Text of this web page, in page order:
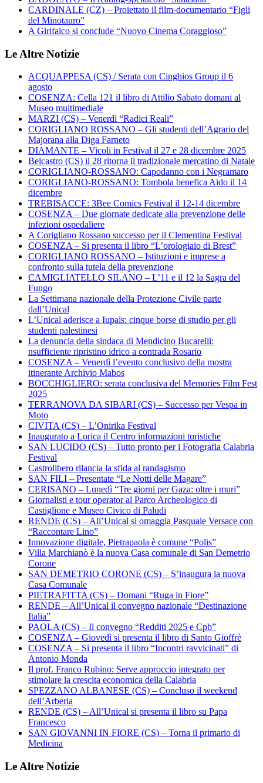
CARDINALE (CZ) – Proiettato il film-documentario “Figli
del Minotauro”
A Girifalco si conclude “Nuovo Cinema Coraggioso”
Le Altre Notizie
ACQUAPPESA (CS) / Serata con Cinghios Group il 6
agosto
COSENZA: Cella 121 il libro di Attilio Sabato domani al
Museo multimediale
MARZI (CS) – Venerdì “Radici Reali”
CORIGLIANO ROSSANO – Gli studenti dell’Agrario del
Majorana alla Diga Farneto
DIAMANTE – Vicoli in Festival il 27 e 28 dicembre 2025
Belcastro (CS) il 28 ritorna il tradizionale mercatino di Natale
CORIGLIANO-ROSSANO: Capodanno con i Negramaro
CORIGLIANO-ROSSANO: Tombola benefica Aido il 14
dicembre
TREBISACCE: 3Bee Comics Festival il 12-14 dicembre
COSENZA – Due giornate dedicate alla prevenzione delle
infezioni ospedaliere
A Corigliano Rossano successo per il Clementina Festival
COSENZA – Si presenta il libro “L’orologiaio di Brest”
CORIGLIANO ROSSANO – Istituzioni e imprese a
confronto sulla tutela della prevenzione
CAMIGLIATELLO SILANO – L’11 e il 12 la Sagra del
Fungo
La Settimana nazionale della Protezione Civile parte
dall’Unical
L’Unical aderisce a Iupals: cinque borse di studio per gli
studenti palestinesi
La denuncia della sindaca di Mendicino Bucarelli:
nsufficiente ripristino idrico a contrada Rosario
COSENZA – Venerdì l’evento conclusivo della mostra
itinerante Archivio Mabos
BOCCHIGLIERO: serata conclusiva del Memories Film Fest
2025
TERRANOVA DA SIBARI (CS) – Successo per Vespa in
Moto
CIVITA (CS) – L’Onirika Festival
Inaugurato a Lorica il Centro informazioni turistiche
SAN LUCIDO (CS) – Tutto pronto per i Fotografia Calabria
Festival
Castrolibero rilancia la sfida al randagismo
SAN FILI – Presentate “Le Notti delle Magare”
CERISANO – Lunedì “Tre giorni per Gaza: oltre i muri”
Giornalisti e tour operator al Parco Archeologico di
Castiglione e Museo Civico di Paludi
RENDE (CS) – All’Unical si omaggia Pasquale Versace con
“Raccontare Lino”
Innovazione digitale, Pietrapaola è comune “Polis”
Villa Marchianò è la nuova Casa comunale di San Demetrio
Corone
SAN DEMETRIO CORONE (CS) – S’inaugura la nuova
Casa Comunale
PIETRAFITTA (CS) – Domani “Ruga in Fiore”
RENDE – All’Unical il convegno nazionale “Destinazione
Italia”
PAOLA (CS) – Il convegno “Redditi 2025 e Cpb”
COSENZA – Giovedì si presenta il libro di Santo Gioffrè
COSENZA – Si presenta il libro “Incontri ravvicinati” di
Antonio Monda
Il prof. Franco Rubino: Serve approccio integrato per
stimolare la crescita economica della Calabria
SPEZZANO ALBANESE (CS) – Concluso il weekend
dell’Arberia
RENDE (CS) – All’Unical si presenta il libro su Papa
Francesco
SAN GIOVANNI IN FIORE (CS) – Torna il primario di
Medicina
Le Altre Notizie